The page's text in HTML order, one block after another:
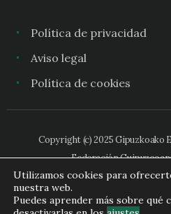
Política de privacidad
Aviso legal
Política de cookies
Copyright (c) 2025 Gipuzkoako
Federación
Utilizamos cookies para
nuestra web.
Puedes aprender más sobre qué